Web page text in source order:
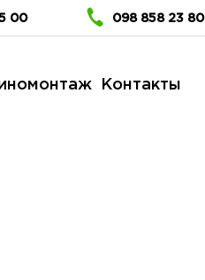
00 098 858 23 80
Контакты